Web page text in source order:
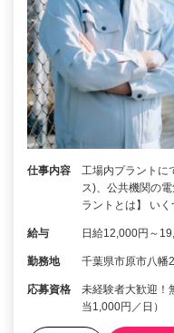
仕事内容
工場内プラントに
ス)、公共機関の
ラントとは】 い
給与 日給12,000円～
勤務地 千葉県市原市八
応募資格
未経験者大歓迎！
当1,000円／日）